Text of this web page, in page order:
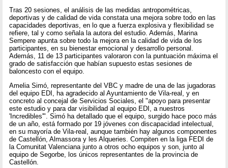
Tras 20 sesiones, el análisis de las medidas antropométricas,
deportivas y de calidad de vida constata una mejora sobre todo en las
capacidades deportivas, en lo que a fuerza explosiva y flexibilidad se
refiere, tal y como señala la autora del estudio. Además, Marina
Sempere apunta sobre todo la mejora en la calidad de vida de los
participantes, en su bienestar emocional y desarrollo personal.
Además, 11 de 13 participantes valoraron con la puntuación máxima el
grado de satisfacción que habían supuesto estas sesiones de
baloncesto con el equipo.
Amelia Simó, representante del VBC y madre de una de las jugadoras
del equipo EDI, ha agradecido al Ayuntamiento de Vila-real, y en
concreto al concejal de Servicios Sociales, el "apoyo para presentar
este estudio y para dar visibilidad al equipo EDI, a nuestros
'Incredibles'". Simó ha detallado que el equipo, surgido hace poco más
de un año, está formado por 19 jóvenes con discapacidad intelectual,
en su mayoría de Vila-real, aunque también hay algunos componentes
de Castellón, Almassora y les Alqueries. Compiten en la liga FEDI de
la Comunitat Valenciana junto a otros ocho equipos y son, junto al
equipo de Segorbe, los únicos representantes de la provincia de
Castellón.